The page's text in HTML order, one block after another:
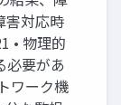
害対応時
• 物理的
必要があ
ワーク機